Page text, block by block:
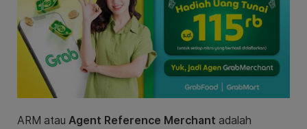
ARM atau Agent Reference Merchant adalah